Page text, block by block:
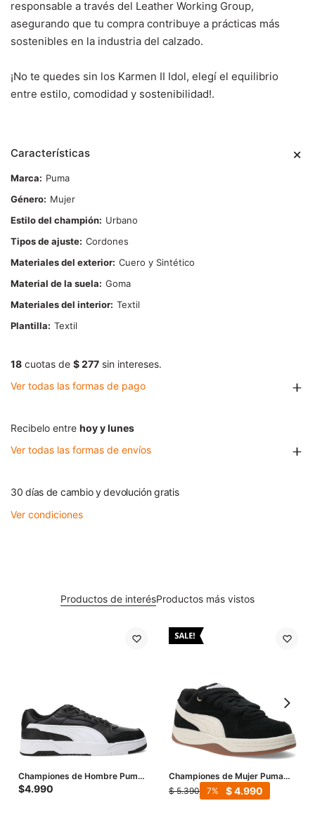
responsable a través del Leather Working Group,
asegurando que tu compra contribuye a prácticas más
sostenibles en la industria del calzado.
¡No te quedes sin los Karmen II Idol, elegí el equilibrio
entre estilo, comodidad y sostenibilidad!.
Características
Marca
Puma
Género
Mujer
Estilo del champión
Urbano
Tipos de ajuste Cordones
Materiales del exterior Cuero y Sintético
Material de la suela
Goma
Materiales del interior Textil
Plantilla
Textil
18 cuotas de $ 277 sin intereses.
Ver todas las formas de pago
Recibelo entre hoy y lunes
Ver todas las formas de envíos
30 días de cambio y devolución gratis
Ver condiciones
Productos de interésProductos más vistos
Championes de Hombre Puma
Rebound Break - Negro -
$4.990
Championes de Mujer Puma
Park Luna SD - Negro - Beige
$ 5.390 $4.990
7